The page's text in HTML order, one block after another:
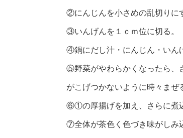
②にんじんを小さめの乱切りに
③いんげんを１ｃｍ位に切る。
④鍋にだし汁・にんじん・いん
⑤野菜がやわらかくなったら、
がこげつかないように時々まぜ
⑥①の厚揚げを加え、さらに煮
⑦全体が茶色く色づき味がしみ